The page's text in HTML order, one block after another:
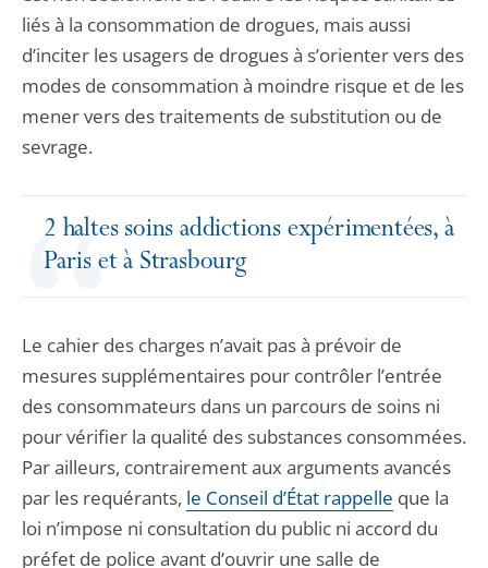
liés à la consommation de drogues, mais aussi
d’inciter les usagers de drogues à s’orienter vers des
modes de consommation à moindre risque et de les
mener vers des traitements de substitution ou de
sevrage.
2 haltes soins addictions expérimentées, à
Paris et à Strasbourg
Le cahier des charges n’avait pas à prévoir de
mesures supplémentaires pour contrôler l’entrée
des consommateurs dans un parcours de soins ni
pour vérifier la qualité des substances consommées.
Par ailleurs, contrairement aux arguments avancés
par les requérants, le Conseil d’État rappelle que la
loi n’impose ni consultation du public ni accord du
préfet de police avant d’ouvrir une salle de